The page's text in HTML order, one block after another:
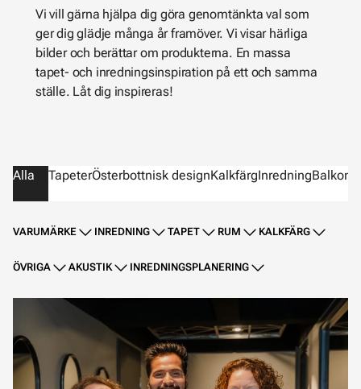
Vi vill gärna hjälpa dig göra genomtänkta val som
ger dig glädje många år framöver. Vi visar härliga
bilder och berättar om produkterna. En massa
tapet- och inredningsinspiration på ett och samma
ställe. Låt dig inspireras!
Alla TapeterÖsterbottnisk designKalkfärgInredning
VARUMÄRKE INREDNING TAPET RUM KALKFÄRG
ÖVRIGA AKUSTIK INREDNINGSPLANERING